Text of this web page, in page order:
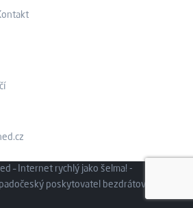
– Internet rychlý jako šelma! -
poskytovatel bezdrátového